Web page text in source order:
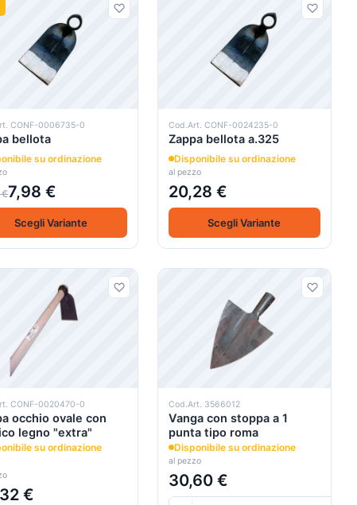
CONF-0006735-0
bellota
su ordinazione
€7,98 €
Scegli Variante
Cod.Art. CONF-0024235-0
Zappa bellota a.325
Disponibile su ordinazione
al pezzo
20,28 €
Scegli Variante
CONF-0020470-0
occhio ovale con
legno "extra"
su ordinazione
€
Cod.Art. 3566012
Vanga con stoppa a 1
punta tipo roma
Disponibile su ordinazione
al pezzo
30,60 €